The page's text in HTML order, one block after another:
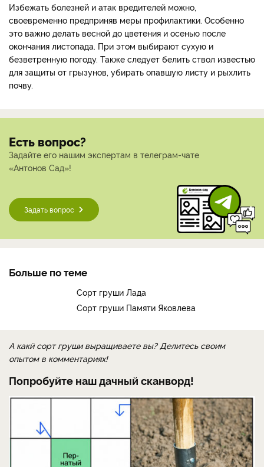
Избежать болезней и атак вредителей можно,
своевременно предприняв меры профилактики. Особенно
это важно делать весной до цветения и осенью после
окончания листопада. При этом выбирают сухую и
безветренную погоду. Также следует белить ствол известью
для защиты от грызунов, убирать опавшую листу и рыхлить
почву.
Есть вопрос?
Задайте его нашим экспертам в телеграм-чате
«Антонов Сад»!
Задать вопрос
Больше по теме
Сорт груши Лада
Сорт груши Памяти Яковлева
А какй сорт груши выращиваете вы? Делитесь своим
опытом в комментариях!
Попробуйте наш дачный сканворд!